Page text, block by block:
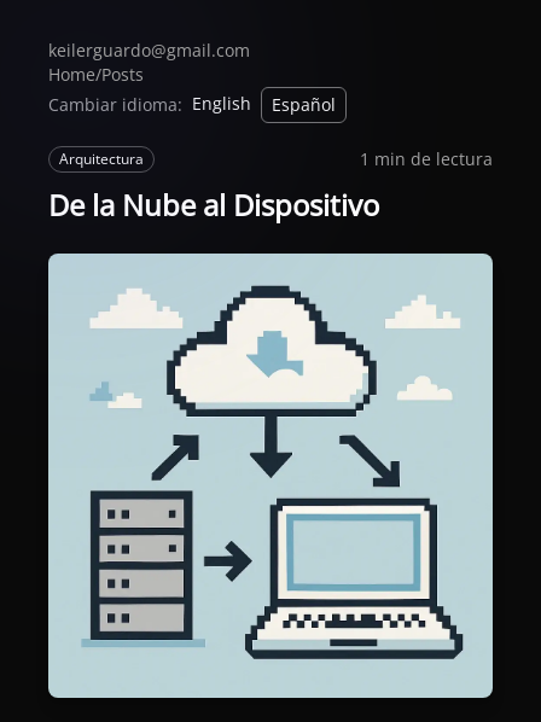
keilerguardo@gmail.com
Home/Posts
Cambiar idioma: English Español
Arquitectura 1 min de lectura
De la Nube al Dispositivo